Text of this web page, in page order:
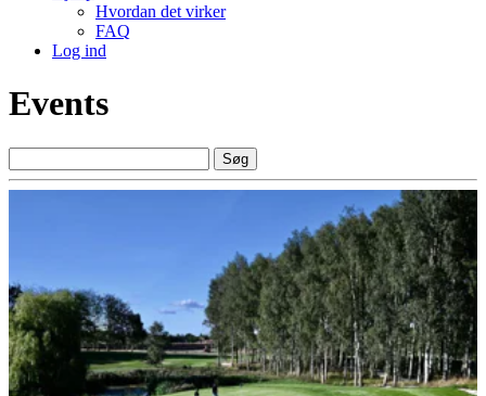
Hvordan det virker
FAQ
Log ind
Events
Søg